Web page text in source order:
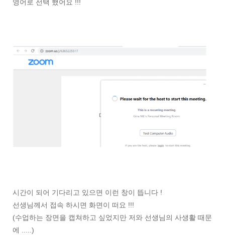
영어로 선택 했어요 !!!
시간이 되어 기다리고 있으면 이런 창이 뜹니다 !
선생님께서 접속 하시면 화면이 떠요 !!!
(수업하는 장면을 캡쳐하고 싶었지만 저와 선생님의 사생활 때문
에 .....)